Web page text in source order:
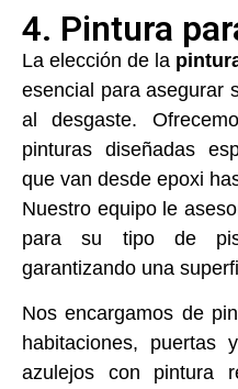
4. Pintura
La elección de la
esencial para asegurar
al desgaste.
pinturas diseñadas
que van desde epoxi
Nuestro equipo le
para su tipo de
garantizando una
Nos encargamos de
habitaciones, puertas
azulejos con pintura